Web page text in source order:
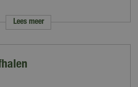
Lees meer